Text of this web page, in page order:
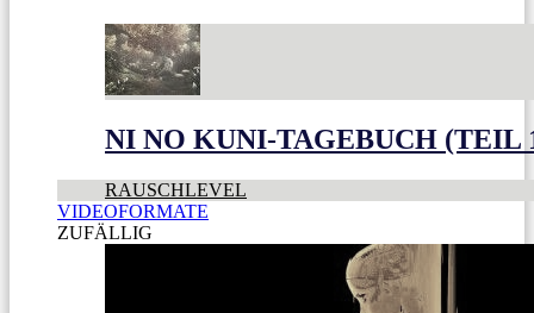
NI NO KUNI-TAGEBUCH (TEIL
RAUSCHLEVEL
VIDEOFORMATE
ZUFÄLLIG